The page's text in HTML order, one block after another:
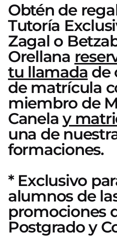
Obtén de
Tutoría
Zagal o
Orellana
tu llamada de
de matrícula
miembro de
Canelay
una de
formaciones.
* Exclusivo
alumnos de
promociones
Postgrado y